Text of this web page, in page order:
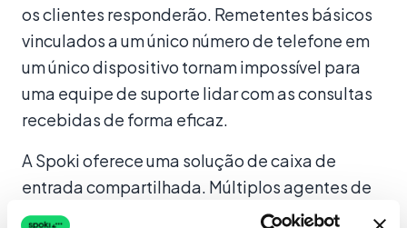
os clientes responderão. Remetentes básicos
vinculados a um único número de telefone em
um único dispositivo tornam impossível para
uma equipe de suporte lidar com as consultas
recebidas de forma eficaz.
A Spoki oferece uma solução de caixa de
entrada compartilhada. Múltiplos agentes de
suporte ao cliente podem fazer login de